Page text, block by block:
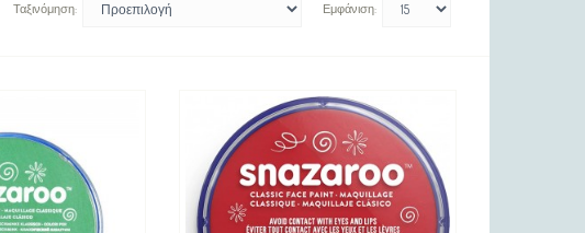
Ταξινόμηση: Εμφάνιση: